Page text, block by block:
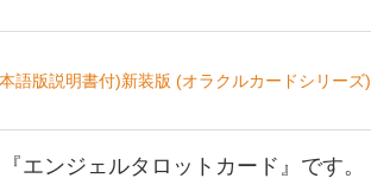
語版説明書付)新装版 (オラクルカードシリーズ)
エンジェルタロットカード』です。